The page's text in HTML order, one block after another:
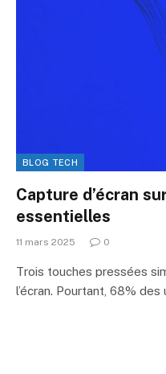
BLOG TECH
Capture d’écran
essentielles
11 mars 2025 0
Trois touches pressées
l’écran. Pourtant, 68%